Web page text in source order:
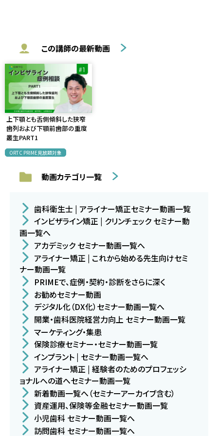
この講師の最新動画
上下顎とも舌側傾斜した狭窄
歯列および下顎前歯部の重度
叢生PART1
ORTC PRIME見放題対象
動画カテゴリ一覧
歯科衛生士 | アライナー矯正セミナー動画一覧
インビザライン矯正 | クリンチェック セミナー動
画一覧へ
アカデミック セミナー動画一覧へ
アライナー矯正 | これから始める先生向けセミ
ナー動画一覧
PRIMEで、症例・契約・診断をさらに深く
お勧めセミナー動画
デジタル化（DX化）セミナー動画一覧へ
開業・歯科医院経営力向上 セミナー動画一覧
マーケティング・集患
保険診療セミナー・セミナー動画一覧
インプラント | セミナー動画一覧へ
アライナー矯正 | 経験者のためのプロフェッシ
ョナルへの道へセミナー動画一覧
新着動画一覧へ（セミナーアーカイブ含む）
資産運用、保険等金融セミナー動画一覧
小児歯科 セミナー動画一覧へ
訪問歯科 セミナー動画一覧へ